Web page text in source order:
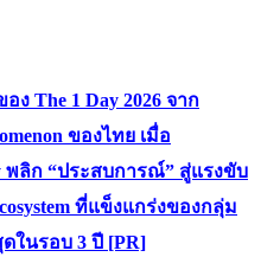
ง The 1 Day 2026 จาก
ของไทย เมื่อ
พลิก “ประสบการณ์” สู่แรงขับ
ที่แข็งแกร่งของกลุ่ม
ในรอบ 3 ปี [PR]